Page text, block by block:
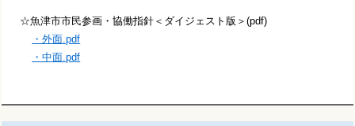
☆魚津市市民参画・協働指針＜ダイジェスト版＞(pdf)
・外面.pdf
・中面.pdf